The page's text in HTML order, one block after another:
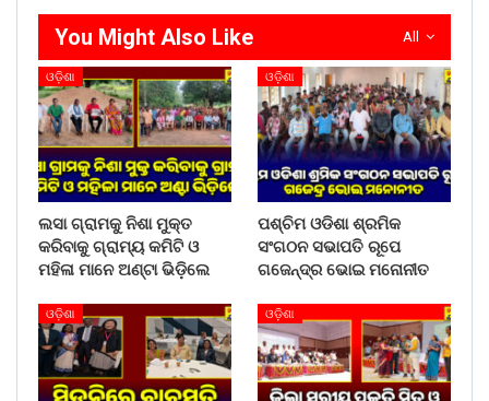
ଲକ୍ଷ୍ମଣ ନାୟକ ମେଡିକାଲ କଲେଜ ଓ ହସପିଟାରେ ଲୁଲୁର ଶବ
ବ୍ୟବଚ୍ଛେଦ କରାଯାଇଛି । ଥାନାରେ ଏକ ହତ୍ୟା ମାମଲା ରୁଜୁ
କରାଯାଇ ତଦନ୍ତ ଜାରି ରହିଥିବା ଅତିରିକ୍ତ ଏସ୍ପି ଶ୍ରୀ ଦାଶ କହିଛନ୍ତି
।
Share on:
WhatsApp
All
You Might Also Like
ଓଡ଼ିଶା
ଲସା ଗ୍ରାମକୁ ନିଶା ମୁକ୍ତ
କରିବାକୁ ଗ୍ରାମ୍ୟ କମିଟି ଓ
ମହିଳା ମାନେ ଅଣ୍ଟା ଭିଡ଼ିଲେ
ଓଡ଼ିଶା
ପଶ୍ଚିମ ଓଡିଶା ଶ୍ରମିକ
ସଂଗଠନ ସଭାପତି ରୂପେ
ଗଜେନ୍ଦ୍ର ଭୋଇ ମନୋନୀତ
ଓଡ଼ିଶା ଓଡ଼ିଶା